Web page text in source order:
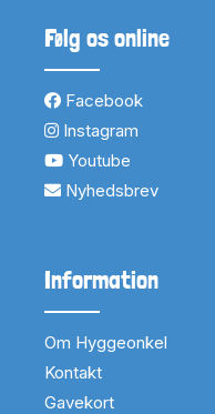
Følg os online
Facebook
Instagram
Youtube
Nyhedsbrev
Information
Om Hyggeonkel
Kontakt
Gavekort